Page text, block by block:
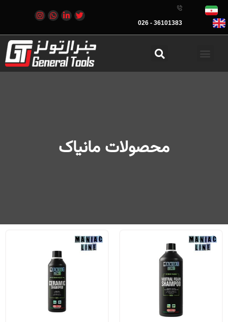
36101383 - 026
محصولات مانیاک